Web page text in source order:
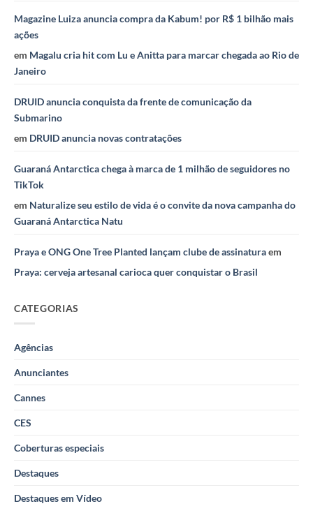
Magazine Luiza anuncia compra da Kabum! por R$ 1 bilhão mais
ações
em Magalu cria hit com Lu e Anitta para marcar chegada ao Rio de
Janeiro
DRUID anuncia conquista da frente de comunicação da
Submarino
em DRUID anuncia novas contratações
Guaraná Antarctica chega à marca de 1 milhão de seguidores no
TikTok
em Naturalize seu estilo de vida é o convite da nova campanha do
Guaraná Antarctica Natu
Praya e ONG One Tree Planted lançam clube de assinaturaem
Praya: cerveja artesanal carioca quer conquistar o Brasil
CATEGORIAS
Agências
Anunciantes
Cannes
CES
Coberturas especiais
Destaques
Destaques em Vídeo